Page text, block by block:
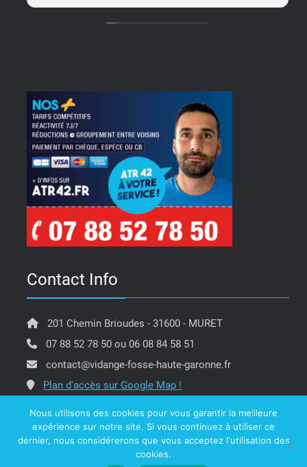
Contact Info
201 Chemin Brioudes - 31600 - MURET
07 88 52 78 50 ou 06 08 84 58 51
contact@vidange-fosse-haute-garonne.fr
Plan d'accès sur Google Map !
Copyright @ ATR 42 Vidange Fosse Haute Garonne -
Nous utilisons des cookies pour vous garantir la meilleure
expérience sur notre site. Si vous continuez à utiliser ce
dernier, nous considérerons que vous acceptez l'utilisation des
cookies.